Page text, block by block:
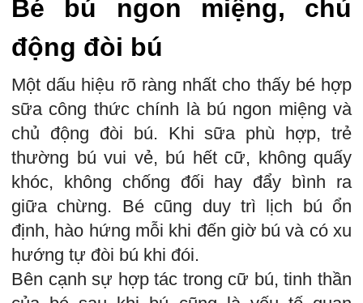
Bé bú ngon miệng, chủ
động đòi bú
Một dấu hiệu rõ ràng nhất cho thấy bé hợp
sữa công thức chính là bú ngon miệng và
chủ động đòi bú. Khi sữa phù hợp, trẻ
thường bú vui vẻ, bú hết cữ, không quấy
khóc, không chống đối hay đẩy bình ra
giữa chừng. Bé cũng duy trì lịch bú ổn
định, hào hứng mỗi khi đến giờ bú và có xu
hướng tự đòi bú khi đói.
Bên cạnh sự hợp tác trong cữ bú, tinh thần